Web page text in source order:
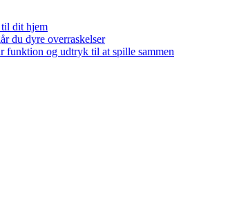
til dit hjem
du dyre overraskelser
funktion og udtryk til at spille sammen